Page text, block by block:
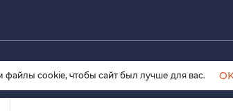
cookie, чтобы сайт был лучше для вас.